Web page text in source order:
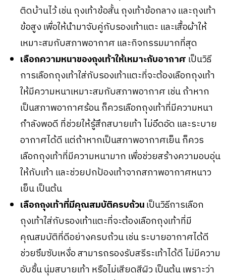
ติดบ้านไว้ เช่น ถุงเท้าข้อสั้น ถุงเท้าข้อกลาง และถุงเท้า
ข้อสูง เพื่อให้นำมาจับคู่กับรองเท้าแตะ และเสื้อผ้าให้
เหมาะสมกับสภาพอากาศ และกิจกรรมมากที่สุด
เลือกความหนาของถุงเท้าให้เหมาะกับอากาศ เป็นวิธี
การเลือกถุงเท้าใส่กับรองเท้าแตะที่จะต้องเลือกถุงเท้า
ให้มีความหนาเหมาะสมกับสภาพอากาศ เช่น ถ้าหาก
เป็นสภาพอากาศร้อน ก็ควรเลือกถุงเท้าที่มีความหนา
กำลังพอดี ที่ช่วยให้รู้สึกสบายเท้า ไม่อึดอัด และระบาย
อากาศได้ดี แต่ถ้าหากเป็นสภาพอากาศเย็น ก็ควร
เลือกถุงเท้าที่มีความหนามาก เพื่อช่วยสร้างความอบอุ่น
ให้กับเท้า และช่วยปกป้องเท้าจากสภาพอากาศหนาว
เย็น เป็นต้น
เลือกถุงเท้าที่มีคุณสมบัติครบถ้วนเป็นวิธีการเลือก
ถุงเท้าใส่กับรองเท้าแตะที่จะต้องเลือกถุงเท้าที่มี
คุณสมบัติที่ดีอย่างครบถ้วน เช่น ระบายอากาศได้ดี
ช่วยซึมซับเหงื่อ สามารถรองรับสรีระเท้าได้ดี ไม่มีความ
อับชื้น นุ่มสบายเท้า หรือไม่เสียดสีผิว เป็นต้น เพราะว่า